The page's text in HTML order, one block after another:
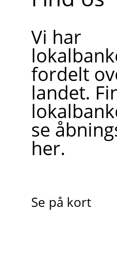
Vi har
fordelt
landet.
se
her.
Se på kort